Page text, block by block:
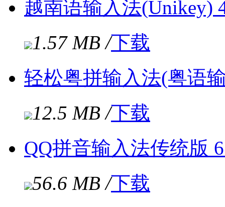
越南语输入法(Unikey)
1.57 MB /下载
轻松粤拼输入法(粤语
12.5 MB /下载
QQ拼音输入法传统版
56.6 MB /下载